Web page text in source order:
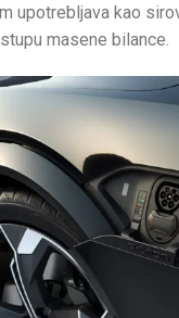
upotrebljava kao
masene bilance.